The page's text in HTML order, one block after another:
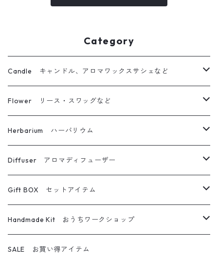
Category
Candle キャンドル、アロマワックスサシェなど
ボタニカルキャンドル
立体仕上げボタニカルキャンドル
キャンドルホルダー
ボトルキャンドル
グラスキャンドル
アロマワックスサシェ
Flower リース・スワッグなど
リース
ブーケ・スワッグ
フォトフレーム
その他フラワー雑貨
Herbarium ハーバリウム
ハーバリウム
ボールペン
メイクブラシ
アロマディフューザー
Diffuser アロマディフューザー
フラワーディフューザー
フラワーディフューザー専用詰め替えボトル
ハーバリウムディフューザー
Gift BOX セットアイテム
キャンドル＆サシェ
キャンドル＆ブーケ
Handmade Kit おうちワークショップ
ハーバリウム
SALE お買い得アイテム